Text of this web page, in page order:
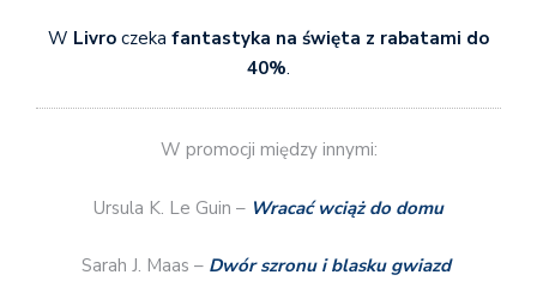
W Livro czeka fantastyka na święta z rabatami do
40%.
W promocji między innymi:
Ursula K. Le Guin – Wracać wciąż do domu
Sarah J. Maas – Dwór szronu i blasku gwiazd